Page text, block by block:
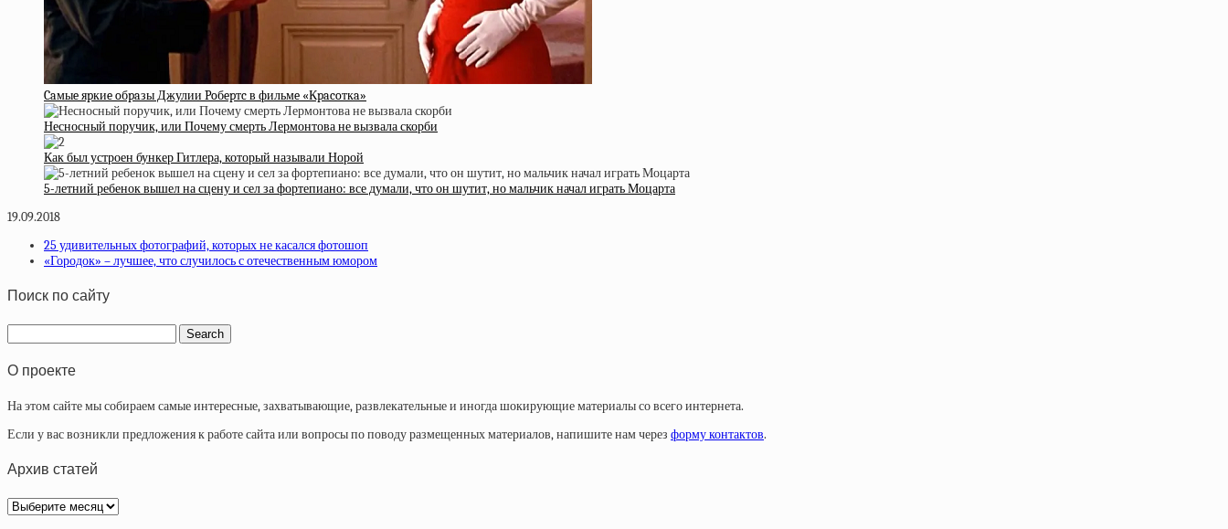
Caмыe яpкиe oбpaзы Джулии Poбepтc в фильмe «Кpacoткa»
Несносный поручик, или Почему смерть Лермонтова не вызвала скорби
Как был устроен бункер Гитлера, который называли Норой
5-летний ребенок вышел на сцену и сел за фортепиано: все думали, что он шутит, но мальчик начал играть Моцарта
19.09.2018
25 удивительных фотографий, которых не касался фотошоп
«Городок» – лучшее, что случилось с отечественным юмором
Поиск по сайту
О проекте
На этом сайте мы собираем самые интересные, захватывающие, развлекательные и иногда шокирующие материалы со всего интернета.
Если у вас возникли предложения к работе сайта или вопросы по поводу размещенных материалов, напишите нам через форму контактов.
Архив статей
Архив
статей